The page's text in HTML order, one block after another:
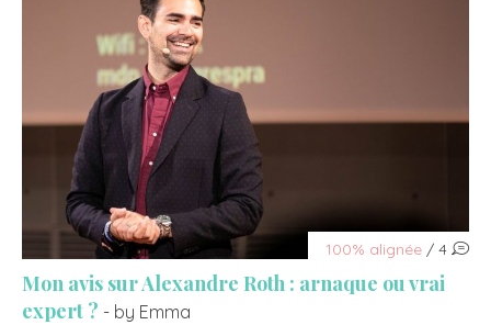
100% alignée / 4
Mon avis sur Alexandre Roth : arnaque ou vrai
expert ? - by Emma